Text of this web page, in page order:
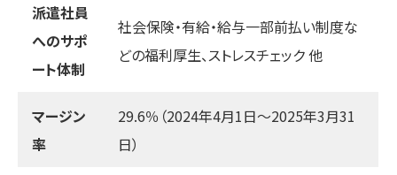
派遣社員
へのサポ
ート体制
社会保険・有給・給与一部前払い制度な
どの福利厚生、ストレスチェック 他
マージン
率
29.6％（2024年4月1日～2025年3月31
日）